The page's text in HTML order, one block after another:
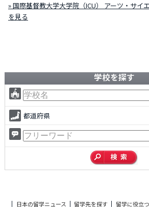
» 国際基督教大学大学院（ICU） アーツ・サイ
を見る
学校を探す
都道府県
日本の留学ニュース 留学先を探す 留学に役立